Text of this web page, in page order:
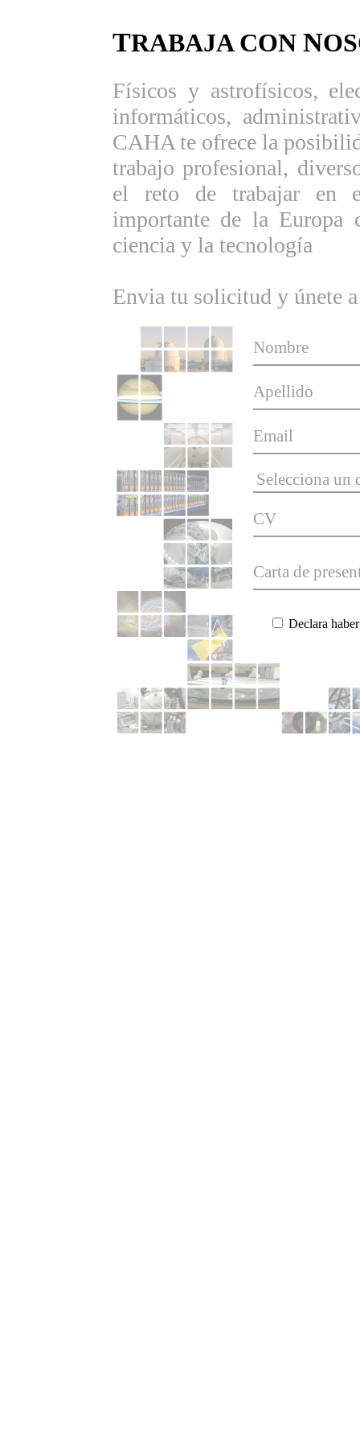
TRABAJA CON N
Físicos y astrofísicos,
informáticos,
CAHA te ofrece la
trabajo profesional,
el reto de trabajar en
importante de la Europa
ciencia y la tecnología
Envia tu solicitud y únete
Nombre
Apellido
Email
CV
Carta de
Declara